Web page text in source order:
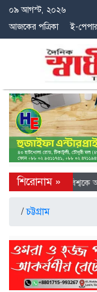
০৯ আগস্ট, ২০২৬
আজকের পত্রিকা
ই-
অগ্রগতি বিশ্বকে
/চট্টগ্রাম